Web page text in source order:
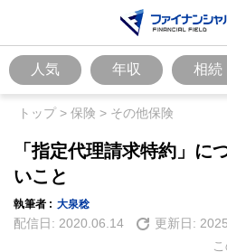
人気 年収 相続
トップ> 保険 > その他保険
「指定代理請求特約」に
いこと
執筆者 : 大泉稔
配信日: 2020.06.14 更新日: